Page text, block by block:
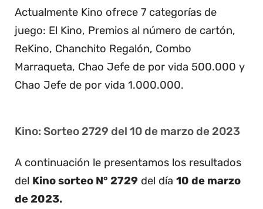
Actualmente Kino ofrece 7 categorías de
juego: El Kino, Premios al número de cartón,
ReKino, Chanchito Regalón, Combo
Marraqueta, Chao Jefe de por vida 500.000 y
Chao Jefe de por vida 1.000.000.
Kino: Sorteo 2729 del 10 de marzo de 2023
A continuación le presentamos los resultados
del Kino sorteo N° 2729 del día 10 de marzo
de 2023.